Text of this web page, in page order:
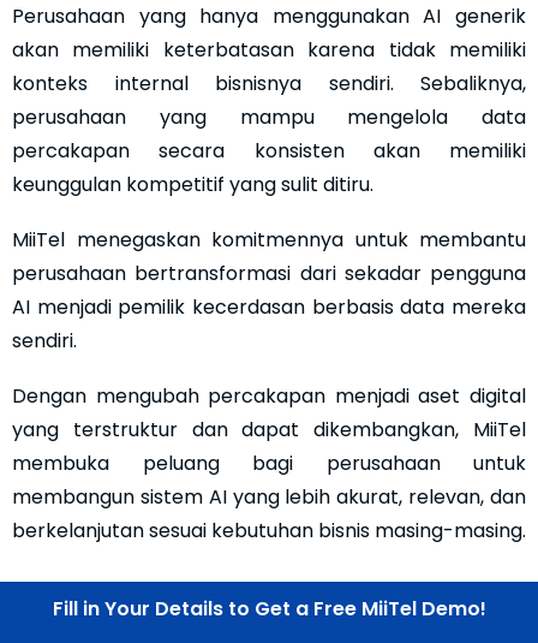
Perusahaan yang hanya menggunakan AI generik
akan memiliki keterbatasan karena tidak memiliki
konteks internal bisnisnya sendiri. Sebaliknya,
perusahaan yang mampu mengelola data
percakapan secara konsisten akan memiliki
keunggulan kompetitif yang sulit ditiru.
MiiTel menegaskan komitmennya untuk membantu
perusahaan bertransformasi dari sekadar pengguna
AI menjadi pemilik kecerdasan berbasis data mereka
sendiri.
Dengan mengubah percakapan menjadi aset digital
yang terstruktur dan dapat dikembangkan, MiiTel
membuka peluang bagi perusahaan untuk
membangun sistem AI yang lebih akurat, relevan, dan
berkelanjutan sesuai kebutuhan bisnis masing-masing.
Fill in Your Details to Get a Free MiiTel Demo!